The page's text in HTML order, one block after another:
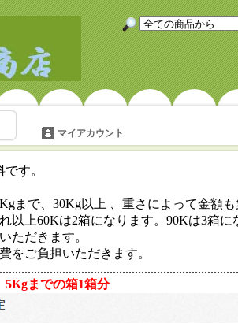
マイアカウント
す。
まで、30Kg以上 、重さによって金額
以上60Kは2箱になります。90Kは3箱に
ただきます。
をご負担いただきます。
までの箱1箱分